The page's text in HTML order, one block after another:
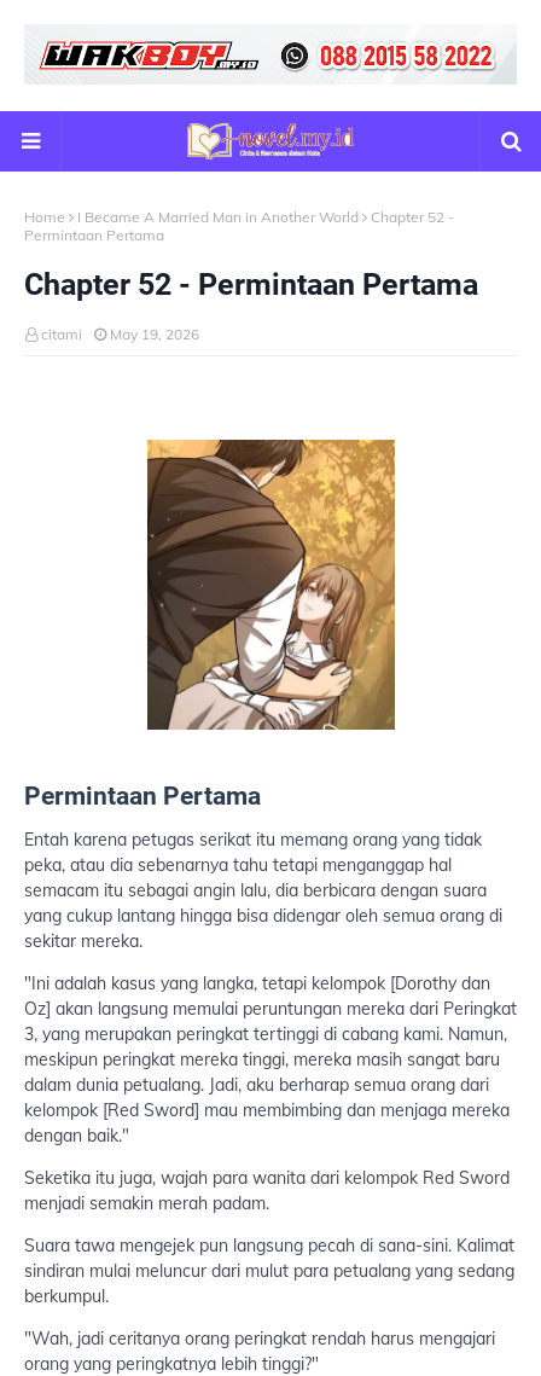
Home I Became A Married Man in Another World
Chapter 52 -
Permintaan Pertama
Chapter 52 - Permintaan Pertama
citami May 19, 2026
Permintaan Pertama
Entah karena petugas serikat itu memang orang yang tidak
peka, atau dia sebenarnya tahu tetapi menganggap hal
semacam itu sebagai angin lalu, dia berbicara dengan suara
yang cukup lantang hingga bisa didengar oleh semua orang di
sekitar mereka.
"Ini adalah kasus yang langka, tetapi kelompok [Dorothy dan
Oz] akan langsung memulai peruntungan mereka dari Peringkat
3, yang merupakan peringkat tertinggi di cabang kami. Namun,
meskipun peringkat mereka tinggi, mereka masih sangat baru
dalam dunia petualang. Jadi, aku berharap semua orang dari
kelompok [Red Sword] mau membimbing dan menjaga mereka
dengan baik."
Seketika itu juga, wajah para wanita dari kelompok Red Sword
menjadi semakin merah padam.
Suara tawa mengejek pun langsung pecah di sana-sini. Kalimat
sindiran mulai meluncur dari mulut para petualang yang sedang
berkumpul.
"Wah, jadi ceritanya orang peringkat rendah harus mengajari
orang yang peringkatnya lebih tinggi?"